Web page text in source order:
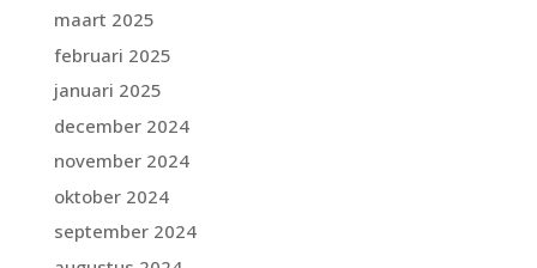
maart 2025
februari 2025
januari 2025
december 2024
november 2024
oktober 2024
september 2024